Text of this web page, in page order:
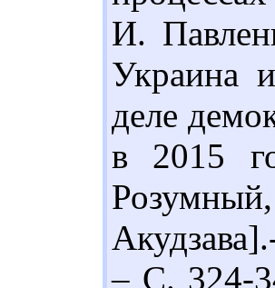
И.
Украина
деле
в 2015
– С. 324-